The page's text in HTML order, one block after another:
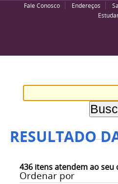
Fale Conosco Endereços
RESULTADO
436 itens atendem ao seu
Ordenar por